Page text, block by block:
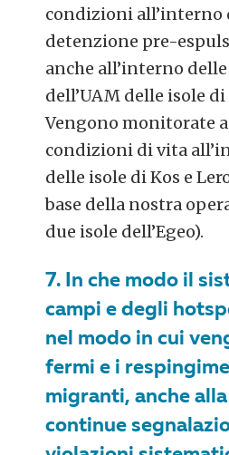
condizioni all’interno
detenzione pre-
anche all’interno delle
dell’UAM delle isole di
Vengono monitorate
condizioni di vita
delle isole di Kos e
base della nostra
due isole dell’Egeo).
7. In che modo il
campi e degli
nel modo in cui
fermi e i
migranti, anche
continue